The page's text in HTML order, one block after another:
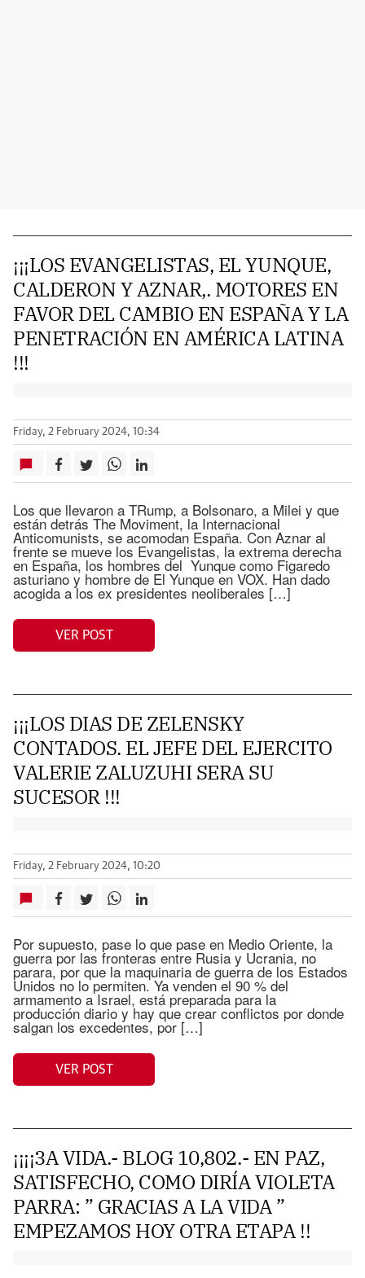
¡¡¡LOS EVANGELISTAS, EL YUNQUE,
CALDERON Y AZNAR,. MOTORES EN
FAVOR DEL CAMBIO EN ESPAÑA Y LA
PENETRACIÓN EN AMÉRICA LATINA
!!!
Friday, 2 February 2024, 10:34
Los que llevaron a TRump, a Bolsonaro, a Milei y que
están detrás The Moviment, la Internacional
Anticomunists, se acomodan España. Con Aznar al
frente se mueve los Evangelistas, la extrema derecha
en España, los hombres del Yunque como Figaredo
asturiano y hombre de El Yunque en VOX. Han dado
acogida a los ex presidentes neoliberales […]
VER POST
¡¡¡LOS DIAS DE ZELENSKY
CONTADOS. EL JEFE DEL EJERCITO
VALERIE ZALUZUHI SERA SU
SUCESOR !!!
Friday, 2 February 2024, 10:20
Por supuesto, pase lo que pase en Medio Oriente, la
guerra por las fronteras entre Rusia y Ucrania, no
parara, por que la maquinaria de guerra de los Estados
Unidos no lo permiten. Ya venden el 90 % del
armamento a Israel, está preparada para la
producción diario y hay que crear conflictos por donde
salgan los excedentes, por […]
VER POST
¡¡¡¡3A VIDA.- BLOG 10,802.- EN PAZ,
SATISFECHO, COMO DIRÍA VIOLETA
PARRA: ” GRACIAS A LA VIDA ”
EMPEZAMOS HOY OTRA ETAPA !!